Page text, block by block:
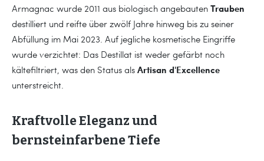
Armagnac wurde 2011 aus biologisch angebauten Trauben
destilliert und reifte über zwölf Jahre hinweg bis zu seiner
Abfüllung im Mai 2023. Auf jegliche kosmetische Eingriffe
wurde verzichtet: Das Destillat ist weder gefärbt noch
kältefiltriert, was den Status als Artisan d'Excellence
unterstreicht.
Kraftvolle Eleganz und
bernsteinfarbene Tiefe